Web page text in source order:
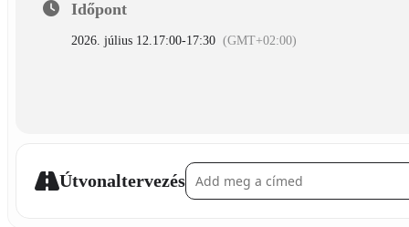
Időpont
2026. július 12. 17:00-17:30 (GMT+02:00)
ÚtvonaltervezésAddress - Célba dobás []